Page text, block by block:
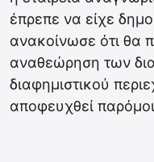
έπρεπε να είχε
ανακοίνωσε ότι θα
αναθεώρηση των
διαφημιστικού
αποφευχθεί